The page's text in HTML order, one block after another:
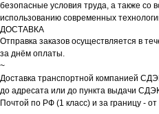
безопасные условия труда, а также со
использованию современных
ДОСТАВКА
Отправка заказов осуществляется в
за днём оплаты.
~
Доставка транспортной компанией
до адресата или до пункта выдачи
Почтой по РФ (1 класс) и за границу -